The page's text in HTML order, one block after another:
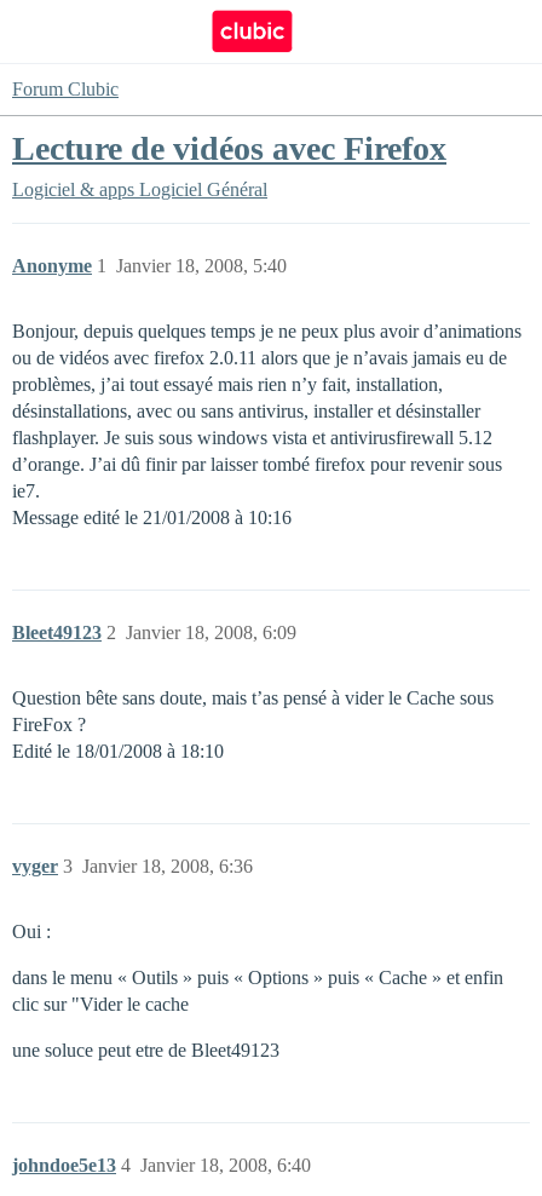
Forum Clubic
Lecture de vidéos avec Firefox
Logiciel & apps Logiciel Général
Anonyme Janvier 18, 2008, 5:40
1
Bonjour, depuis quelques temps je ne peux plus avoir d’animations
ou de vidéos avec firefox 2.0.11 alors que je n’avais jamais eu de
problèmes, j’ai tout essayé mais rien n’y fait, installation,
désinstallations, avec ou sans antivirus, installer et désinstaller
flashplayer. Je suis sous windows vista et antivirusfirewall 5.12
d’orange. J’ai dû finir par laisser tombé firefox pour revenir sous
ie7.
Message edité le 21/01/2008 à 10:16
Bleet49123 Janvier 18, 2008, 6:09
2
Question bête sans doute, mais t’as pensé à vider le Cache sous
FireFox ?
Edité le 18/01/2008 à 18:10
vyger Janvier 18, 2008, 6:36
3
Oui :
dans le menu « Outils » puis « Options » puis « Cache » et enfin
clic sur "Vider le cache
une soluce peut etre de Bleet49123
johndoe5e13 Janvier 18, 2008, 6:40
4